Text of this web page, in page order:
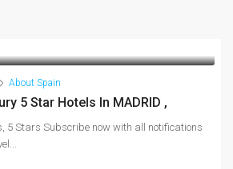
About Spain
5 Star Hotels In MADRID ,
5 Stars Subscribe now with all notifications